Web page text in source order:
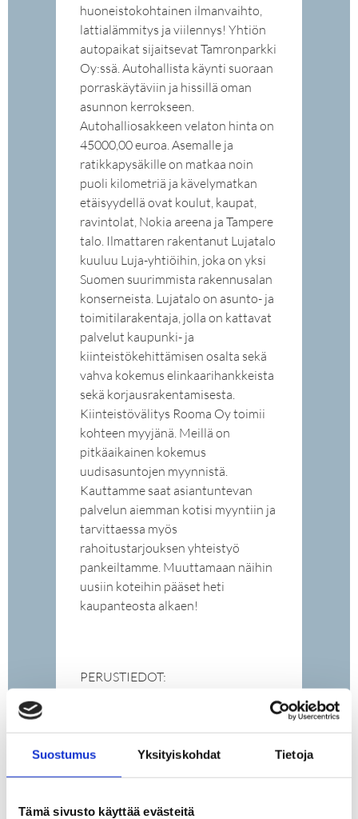
Suostumus Yksityiskohdat Tietoja
Tämä sivusto käyttää evästeitä
huoneistokohtainen ilmanvaihto,
lattialämmitys ja viilennys! Yhtiön
autopaikat sijaitsevat Tamronparkki
Oy:ssä. Autohallista käynti suoraan
porraskäytäviin ja hissillä oman
asunnon kerrokseen.
Autohalliosakkeen velaton hinta on
45000,00 euroa. Asemalle ja
ratikkapysäkille on matkaa noin
puoli kilometriä ja kävelymatkan
etäisyydellä ovat koulut, kaupat,
ravintolat, Nokia areena ja Tampere
talo. Ilmattaren rakentanut Lujatalo
kuuluu Luja-yhtiöihin, joka on yksi
Suomen suurimmista rakennusalan
konserneista. Lujatalo on asunto- ja
toimitilarakentaja, jolla on kattavat
palvelut kaupunki- ja
kiinteistökehittämisen osalta sekä
vahva kokemus elinkaarihankkeista
sekä korjausrakentamisesta.
Kiinteistövälitys Rooma Oy toimii
kohteen myyjänä. Meillä on
pitkäaikainen kokemus
uudisasuntojen myynnistä.
Kauttamme saat asiantuntevan
palvelun aiemman kotisi myyntiin ja
tarvittaessa myös
rahoitustarjouksen yhteistyö
pankeiltamme. Muuttamaan näihin
uusiin koteihin pääset heti
kaupanteosta alkaen!
PERUSTIEDOT:
Tampere Tammela
Kullervonkatu 12
Kullervonkatu 12 C 116